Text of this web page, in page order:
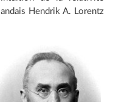
Hendrik A. Lorentz